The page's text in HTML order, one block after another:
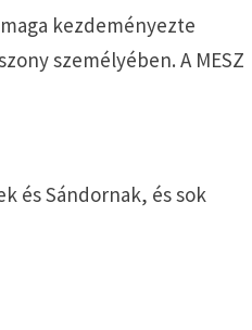
kezdeményezte
személyében. A MESZ
és Sándornak, és sok